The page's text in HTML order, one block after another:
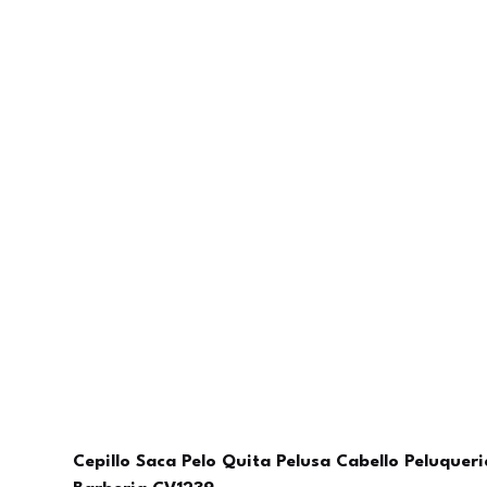
Cepillo Saca Pelo Quita Pelusa Cabello